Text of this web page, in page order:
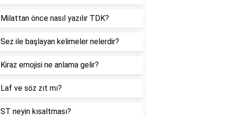
Milattan önce nasıl yazılır TDK?
Sez ile başlayan kelimeler nelerdir?
Kiraz emojisi ne anlama gelir?
Laf ve söz zıt mı?
ST neyin kısaltması?